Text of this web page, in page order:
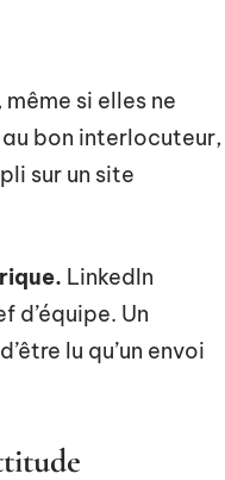
si elles ne
bon interlocuteur,
sur un site
LinkedIn
d’équipe. Un
lu qu’un envoi